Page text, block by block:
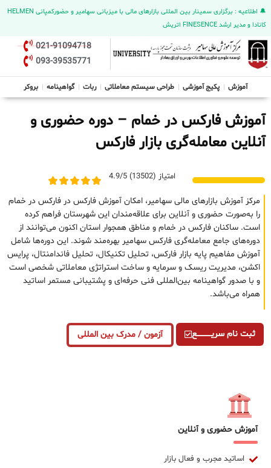
🔔 اطلاعیه : برگزاری سمینار بین المللی بازارهای مالی با میزبانی سهامیر و حضورکمپانی HELMEN
کانادا و مدیر ارشد FINESENCE اتریش
021-91094718
093-39535771
آموزش پکیج آموزشی طراحی سیستم معاملاتی ربات گواهینامه بروکر
آموزش فارکس در خمام – دوره حضوری و
آنلاین معامله‌گری بازار فارکس
امتیاز (13502) 4.9/5
مرکز آموزش بازارهای مالی سهامیر، امکان آموزش فارکس در فارکس در خمام
را به‌صورت حضوری و آنلاین برای علاقه‌مندان این شهرستان فراهم کرده
است. ساکنان فارکس در خمام و مناطق همجوار استان اکنون می‌توانند از
دوره‌های جامع معامله‌گری فارکس سهامیر بهره‌مند شوند. این دوره‌ها شامل
آموزش مفاهیم پایه بازار فارکس، تحلیل تکنیکال، تحلیل فاندامنتال، پرایس
اکشن، مدیریت ریسک و سرمایه و ساخت استراتژی معاملاتی شخصی است
و با صدور گواهینامه بین‌المللی فنی حرفه‌ای و پشتیبانی مستمر اساتید
همراه می‌باشد.
ثبت نام سریــــــــــــع آزمون / مدرک بین المللی
آموزش حضوری و آنلاین
اساتید مجرب و فعال بازار